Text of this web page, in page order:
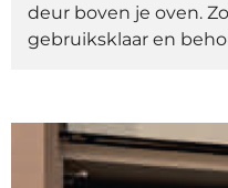
deur boven je oven.
gebruiksklaar en